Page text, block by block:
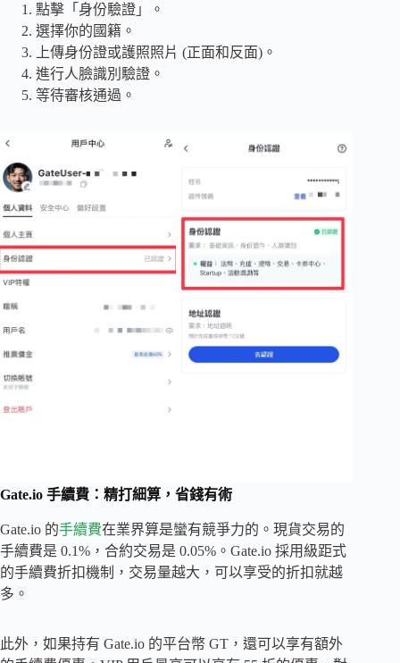
點擊「身份驗證」。
選擇你的國籍。
上傳身份證或護照照片 (正面和反面)。
進行人臉識別驗證。
等待審核通過。
Gate.io 手續費：精打細算，省錢有術
Gate.io 的手續費在業界算是蠻有競爭力的。現貨交易的
手續費是 0.1%，合約交易是 0.05%。Gate.io 採用級距式
的手續費折扣機制，交易量越大，可以享受的折扣就越
多。
此外，如果持有 Gate.io 的平台幣 GT，還可以享有額外